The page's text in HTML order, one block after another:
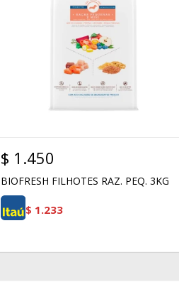
$ 1.450
BIOFRESH FILHOTES RAZ. PEQ. 3KG
$ 1.233